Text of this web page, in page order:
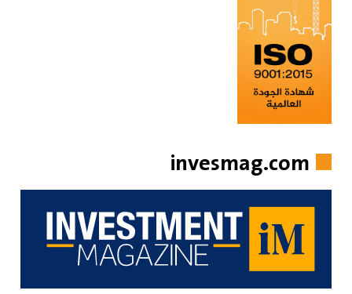
invesmag.com